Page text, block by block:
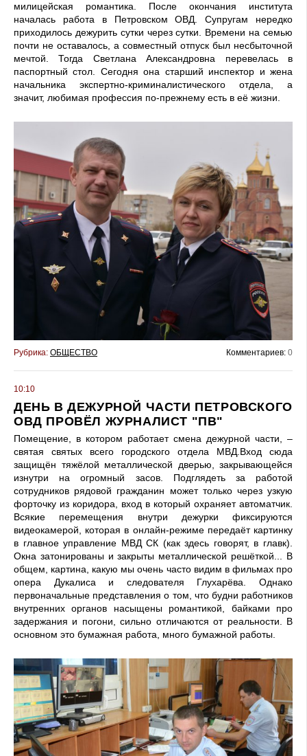
милицейская романтика. После окончания института
началась работа в Петровском ОВД. Супругам нередко
приходилось дежурить сутки через сутки. Времени на семью
почти не оставалось, а совместный отпуск был несбыточной
мечтой. Тогда Светлана Александровна перевелась в
паспортный стол. Сегодня она старший инспектор и жена
начальника экспертно-криминалистического отдела, а
значит, любимая профессия по-прежнему есть в её жизни.
Рубрика: ОБЩЕСТВО Комментариев: 0
10:10
ДЕНЬ В ДЕЖУРНОЙ ЧАСТИ ПЕТРОВСКОГО
ОВД ПРОВЁЛ ЖУРНАЛИСТ "ПВ"
Помещение, в котором работает смена дежурной части, –
святая святых всего городского отдела МВД.Вход сюда
защищён тяжёлой металлической дверью, закрывающейся
изнутри на огромный засов. Подглядеть за работой
сотрудников рядовой гражданин может только через узкую
форточку из коридора, вход в который охраняет автоматчик.
Всякие перемещения внутри дежурки фиксируются
видеокамерой, которая в онлайн-режиме передаёт картинку
в главное управление МВД СК (как здесь говорят, в главк).
Окна затонированы и закрыты металлической решёткой... В
общем, картина, какую мы очень часто видим в фильмах про
опера Дукалиса и следователя Глухарёва. Однако
первоначальные представления о том, что будни работников
внутренних органов насыщены романтикой, байками про
задержания и погони, сильно отличаются от реальности. В
основном это бумажная работа, много бумажной работы.